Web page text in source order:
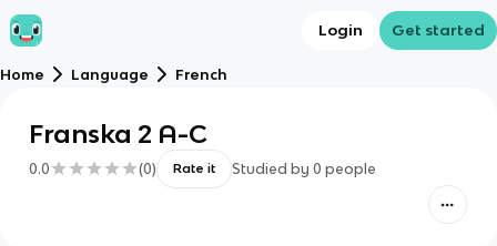
Login Get started
Home Language French
Franska 2 A-C
0.0 (0) Rate it Studied by 0 people